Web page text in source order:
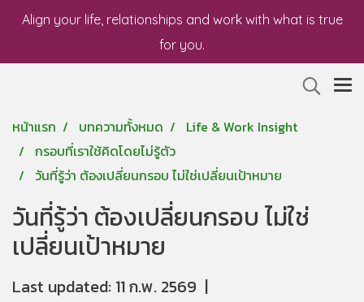
Align your life, relationships and work with what is true
for you.
หน้าแรก บทความทั้งหมด
Life & Work Insight
กรอบที่เราใช้คิดโดยไม่รู้ตัว
วันที่รู้ว่า ต้องเปลี่ยนกรอบ ไม่ใช่เปลี่ยนเป้าหมาย
วันที่รู้ว่า ต้องเปลี่ยนกรอบ ไม่ใช่
เปลี่ยนเป้าหมาย
Last updated: 11 ก.พ. 2569 |